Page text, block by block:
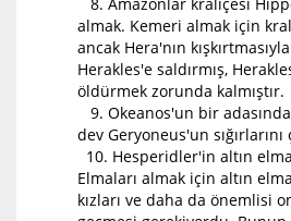
almak. Kemeri almak için
ancak Hera'nın
Herakles'e saldırmış,
öldürmek zorunda kalmıştır.
9. Okeanos'un bir
dev Geryoneus'un sığırlarını
10. Hesperidler'in altın
Elmaları almak için altın
kızları ve daha da önemlisi